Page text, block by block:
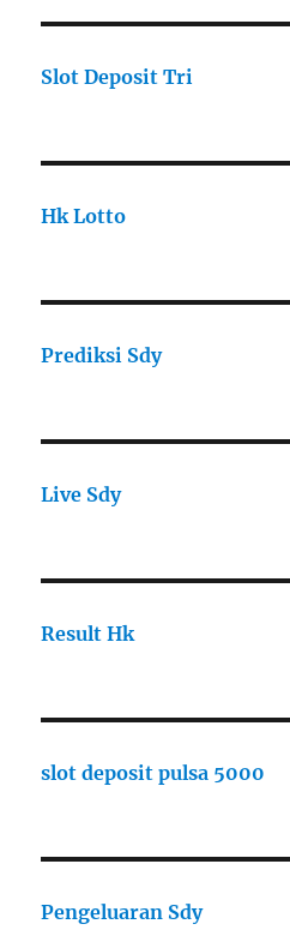
Slot Deposit Tri
Hk Lotto
Prediksi Sdy
Live Sdy
Result Hk
slot deposit pulsa 5000
Pengeluaran Sdy